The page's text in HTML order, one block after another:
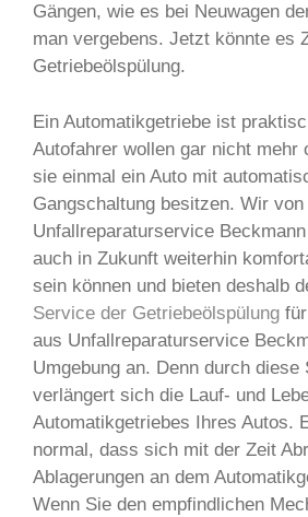
Gängen, wie es bei Neuwagen
man vergebens. Jetzt könnte es
Getriebeölspülung.
Ein Automatikgetriebe ist
Autofahrer wollen gar nicht mehr
sie einmal ein Auto mit
Gangschaltung besitzen. Wir von
Unfallreparaturservice
auch in Zukunft weiterhin
sein können und bieten deshalb
Service der Getriebeölspülung
aus Unfallreparaturservice
Umgebung an. Denn durch diese
verlängert sich die Lauf- und
Automatikgetriebes Ihres Autos.
normal, dass sich mit der Zeit
Ablagerungen an dem
Wenn Sie den empfindlichen